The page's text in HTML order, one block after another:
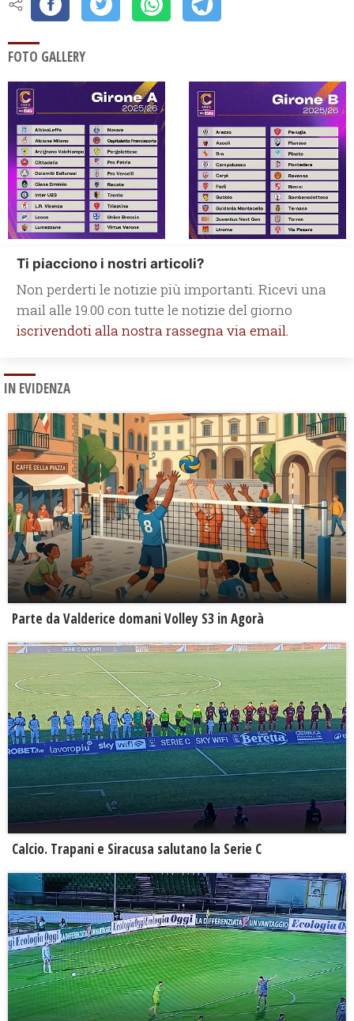
FOTO GALLERY
Ti piacciono i nostri articoli?
Non perderti le notizie più importanti. Ricevi una
mail alle 19.00 con tutte le notizie del giorno
iscrivendoti alla nostra rassegna via email.
IN EVIDENZA
Parte da Valderice domani Volley S3 in Agorà
Calcio. Trapani e Siracusa salutano la Serie C